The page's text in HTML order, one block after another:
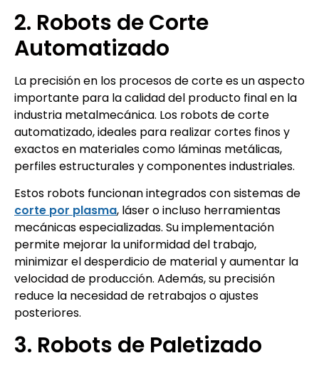
2. Robots de Corte
Automatizado
La precisión en los procesos de corte es un aspecto
importante para la calidad del producto final en la
industria metalmecánica. Los robots de corte
automatizado, ideales para realizar cortes finos y
exactos en materiales como láminas metálicas,
perfiles estructurales y componentes industriales.
Estos robots funcionan integrados con sistemas de
corte por plasma, láser o incluso herramientas
mecánicas especializadas. Su implementación
permite mejorar la uniformidad del trabajo,
minimizar el desperdicio de material y aumentar la
velocidad de producción. Además, su precisión
reduce la necesidad de retrabajos o ajustes
posteriores.
3. Robots de Paletizado